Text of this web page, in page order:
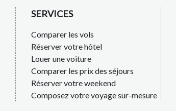
SERVICES
Comparer les vols
Réserver votre hôtel
Louer une voiture
Comparer les prix des séjours
Réserver votre weekend
Composez votre voyage sur-mesure